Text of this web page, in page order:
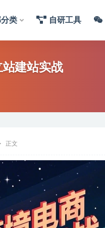
类 自研工具
建站实战
正文